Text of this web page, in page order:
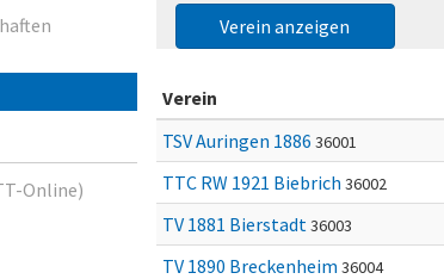
Online)
Verein
TSV Auringen 1886 36001
TTC RW 1921 Biebrich 36002
TV 1881 Bierstadt36003
TV 1890 Breckenheim 36004